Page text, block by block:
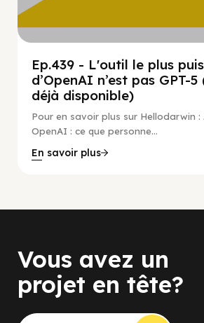
Ep.439 - L'outil le plus
d’OpenAI n’est pas GPT-
déjà disponible)
Pour en savoir plus sur Hellodarwin :
OpenAI : ce que personne...
En savoir plus
Vous avez un
projet en tête?